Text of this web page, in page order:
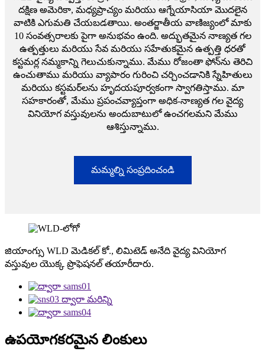
దక్షిణ అమెరికా, మధ్యప్రాచ్యం మరియు ఆగ్నేయాసియా మొదలైన
వాటికి ఎగుమతి చేయబడతాయి. అంతర్జాతీయ వాణిజ్యంలో మాకు
10 సంవత్సరాలకు పైగా అనుభవం ఉంది. అద్భుతమైన నాణ్యత గల
ఉత్పత్తులు మరియు సేవ మరియు సహేతుకమైన ఉత్పత్తి ధరతో
కస్టమర్ల నమ్మకాన్ని గెలుచుకున్నాము. మేము రోజంతా ఫోన్‌ను తెరిచి
ఉంచుతాము మరియు వ్యాపారం గురించి చర్చించడానికి స్నేహితులు
మరియు కస్టమర్‌లను హృదయపూర్వకంగా స్వాగతిస్తాము. మా
సహకారంతో, మేము ప్రపంచవ్యాప్తంగా అధిక-నాణ్యత గల వైద్య
వినియోగ వస్తువులను అందుబాటులో ఉంచగలమని మేము
ఆశిస్తున్నాము.
మమ్మల్ని సంప్రదించండి
జియాంగ్సు WLD మెడికల్ కో., లిమిటెడ్ అనేది వైద్య వినియోగ
వస్తువుల యొక్క ప్రొఫెషనల్ తయారీదారు.
ఉపయోగకరమైన లింకులు